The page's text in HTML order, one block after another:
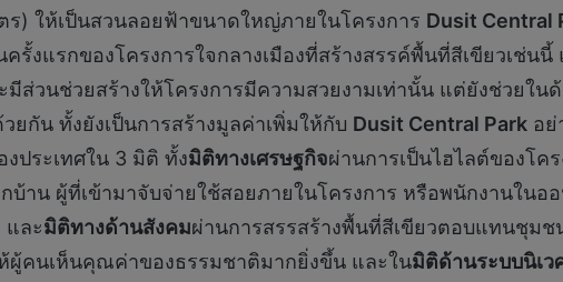
ร) ให้เป็นสวนลอยฟ้าขนาดใหญ่ภายในโครงการ Dusit Central
ครั้งแรกของโครงการใจกลางเมืองที่สร้างสรรค์พื้นที่สีเขียวเช่
มีส่วนช่วยสร้างให้โครงการมีความสวยงามเท่านั้น แต่ยังช่วยใ
กัน ทั้งยังเป็นการสร้างมูลค่าเพิ่มให้กับ Dusit Central Park อย่
ประเทศใน 3 มิติ ทั้งมิติทางเศรษฐกิจผ่านการเป็นไฮไลต์ของโ
บ้าน ผู้ที่เข้ามาจับจ่ายใช้สอยภายในโครงการ หรือพนักงานใน
และมิติทางด้านสังคมผ่านการสรรสร้างพื้นที่สีเขียวตอบแทนชุม
ผู้คนเห็นคุณค่าของธรรมชาติมากยิ่งขึ้น และในมิติด้านระบบนิเว